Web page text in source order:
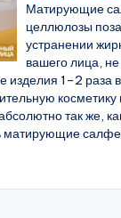
Матирующие
целлюлозы
устранении
вашего лица,
1–2 раза
косметику
так же,
матирующие